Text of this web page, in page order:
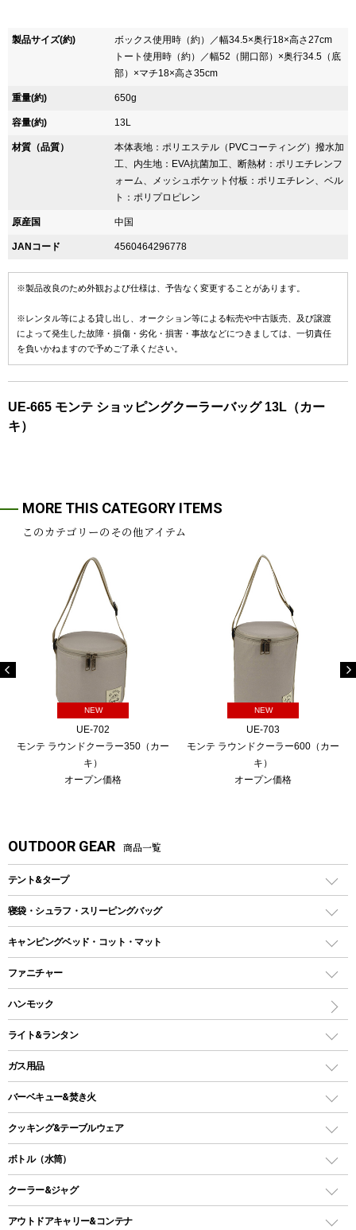
製品サイズ(約)
ボックス使用時（約）／幅34.5×奥行18×高さ27cm
トート使用時（約）／幅52（開口部）×奥行34.5（底
部）×マチ18×高さ35cm
重量(約) 650g
容量(約) 13L
材質（品質）
本体表地：ポリエステル（PVCコーティング）撥水加
工、内生地：EVA抗菌加工、断熱材：ポリエチレンフ
ォーム、メッシュポケット付板：ポリエチレン、ベル
ト：ポリプロピレン
原産国 中国
JANコード 4560464296778
※製品改良のため外観および仕様は、予告なく変更することがあります。
※レンタル等による貸し出し、オークション等による転売や中古販売、及び譲渡
によって発生した故障・損傷・劣化・損害・事故などにつきましては、一切責任
を負いかねますので予めご了承ください。
UE-665 モンテ ショッピングクーラーバッグ 13L（カー
キ）
MORE THIS CATEGORY ITEMS
このカテゴリーのその他アイテム
NEW
UE-702
モンテ ラウンドクーラー350（カー
キ）
オープン価格
NEW
UE-703
モンテ ラウンドクーラー600（カー
キ）
オープン価格
OUTDOOR GEAR 商品一覧
テント&タープ
テント
ツールームテント
ワンポールテント
シェルターテント
ロッジ型・オリジナルテント
タープ
スクエアタープ（レクタタープ）
メッシュタープ
自立式タープ
寝袋・シュラフ・スリーピングバッグ
レクタングラー型（封筒型）シュラフ
インナーシュラフ
キャンピングベッド・コット・マット
キャンピングベッド・コット
インフレータブルマット
ファニチャー
アウトドアテーブル
レジャーシート
ハンモック
ライト&ランタン
LEDランタン
ガスランタン
オイルランタン
LEDライト
ヘッドライト
キャンドル
ガス用品
ガスバーナー
ガス缶
ガストーチ、ライター
バーベキュー&焚き火
バーベキューコンロ、グリル
焚き火台タイプ（ロースタイル）グリル
卓上タイプグリル
パーティータイプグリル
クッキング&テーブルウェア
ダッチオーブン
ホットサンドメーカー
ボトル（水筒）
ステンレスボトル
クーラー&ジャグ
クーラーボックス
アウトドアキャリー&コンテナ